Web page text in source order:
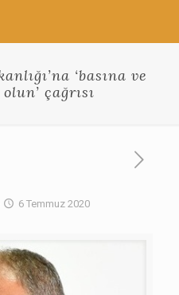
‘basına ve
çağrısı
6 Temmuz 2020